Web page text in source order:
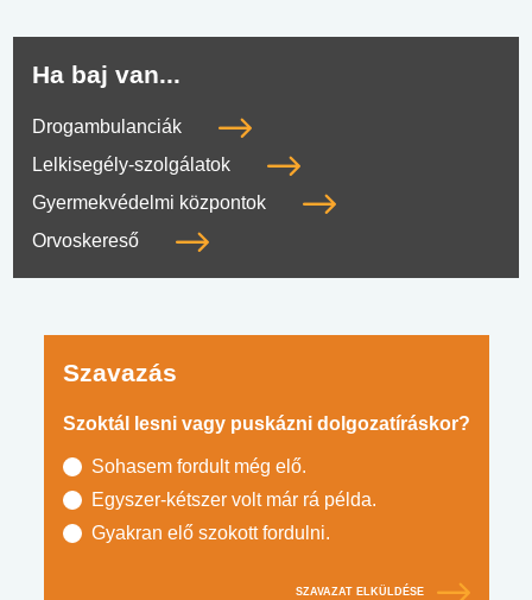
Ha baj van...
Drogambulanciák
Lelkisegély-szolgálatok
Gyermekvédelmi központok
Orvoskereső
Szavazás
Szoktál lesni vagy puskázni dolgozatíráskor?
Sohasem fordult még elő.
Egyszer-kétszer volt már rá példa.
Gyakran elő szokott fordulni.
SZAVAZAT ELKÜLDÉSE